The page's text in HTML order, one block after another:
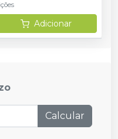
Adicionar
Calcular